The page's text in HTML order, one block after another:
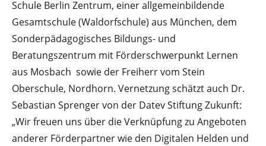
Schule Berlin Zent­rum, einer allgemeinbildende
Gesamtschule (Waldorfschule) aus München, dem
Son­derpädagogisches Bildungs- und
Beratungszentrum mit Förderschwerpunkt Ler­nen
aus Mosbach sowie der Freiherr vom Stein
Oberschule, Nordhorn. Vernetzung schätzt auch Dr.
Sebastian Sprenger von der Datev Stiftung Zukunft:
„Wir freuen uns über die Verknüpfung zu Angeboten
anderer Förderpartner wie den Digitalen Helden und